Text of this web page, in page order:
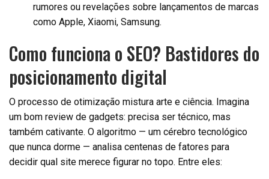
rumores ou revelações sobre lançamentos de marcas
como Apple, Xiaomi, Samsung.
Como funciona o SEO? Bastidores do
posicionamento digital
O processo de otimização mistura arte e ciência. Imagina
um bom review de gadgets: precisa ser técnico, mas
também cativante. O algoritmo — um cérebro tecnológico
que nunca dorme — analisa centenas de fatores para
decidir qual site merece figurar no topo. Entre eles: